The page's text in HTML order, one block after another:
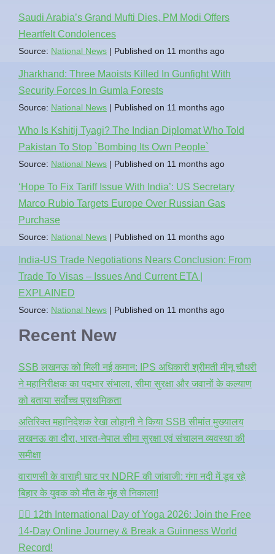
Saudi Arabia’s Grand Mufti Dies, PM Modi Offers
Heartfelt Condolences
Source: National News Published on 11 months ago
Jharkhand: Three Maoists Killed In Gunfight With
Security Forces In Gumla Forests
Source: National News Published on 11 months ago
Who Is Kshitij Tyagi? The Indian Diplomat Who Told
Pakistan To Stop `Bombing Its Own People`
Source: National News Published on 11 months ago
‘Hope To Fix Tariff Issue With India’: US Secretary
Marco Rubio Targets Europe Over Russian Gas
Purchase
Source: National News Published on 11 months ago
India-US Trade Negotiations Nears Conclusion: From
Trade To Visas – Issues And Current ETA |
EXPLAINED
Source: National News Published on 11 months ago
Recent New
SSB लखनऊ को मिली नई कमान: IPS अधिकारी श्रीमती मीनू चौधरी
ने महानिरीक्षक का पदभार संभाला, सीमा सुरक्षा और जवानों के कल्याण
को बताया सर्वोच्च प्राथमिकता
अतिरिक्त महानिदेशक रेखा लोहानी ने किया SSB सीमांत मुख्यालय
लखनऊ का दौरा, भारत-नेपाल सीमा सुरक्षा एवं संचालन व्यवस्था की
समीक्षा
वाराणसी के वाराही घाट पर NDRF की जांबाजी: गंगा नदी में डूब रहे
बिहार के युवक को मौत के मुंह से निकाला!
🧘‍♂️ 12th International Day of Yoga 2026: Join the Free
14-Day Online Journey & Break a Guinness World
Record!